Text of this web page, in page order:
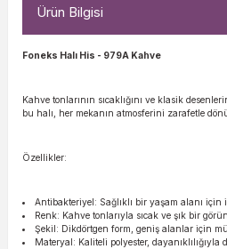
Ürün Bilgisi
Foneks Halı His - 979A Kahve
Kahve tonlarının sıcaklığını ve klasik
bu halı, her mekanın atmosferini zarafetle
Özellikler:
Antibakteriyel: Sağlıklı bir yaşam alanı için
Renk: Kahve tonlarıyla sıcak ve şık bir
Şekil: Dikdörtgen form, geniş alanlar için
Materyal: Kaliteli polyester, dayanıklılığıyla